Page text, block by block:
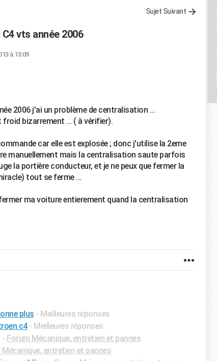
Sujet Suivant
vts année 2006
à 13:09
2006 j'ai un problème de centralisation ...
bizarrement ... ( à vérifier).
car elle est explosée ; donc j'utilise la 2eme
manuellement mais la centralisation saute parfois
la portière conducteur, et je ne peux que fermer la
tout se ferme ...
ma voiture entierement quand la centralisation
plus - Meilleures réponses
c4 - Meilleures réponses
- Forum Mécanique, entretien et pannes
Mécanique, entretien et pannes